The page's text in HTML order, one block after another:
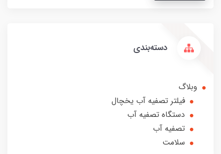
دسته‌بندی
وبلاگ
فیلتر تصفیه آب یخچال
دستگاه تصفیه آب
تصفیه آب
سلامت